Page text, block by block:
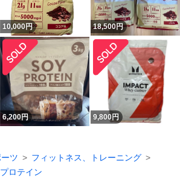
10,000円 18,500円
6,200円 9,800円
ツ
フィットネス、トレーニング
ロテイン